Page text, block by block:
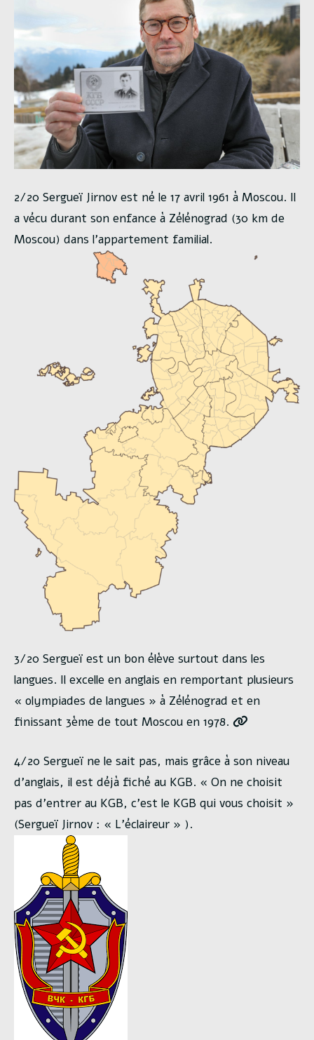
2/20 Sergueï Jirnov est né le 17 avril 1961 à Moscou. Il
a vécu durant son enfance à Zélénograd (30 km de
Moscou) dans l’appartement familial.
3/20 Sergueï est un bon élève surtout dans les
langues. Il excelle en anglais en remportant plusieurs
« olympiades de langues » à Zélénograd et en
finissant 3ème de tout Moscou en 1978.
4/20 Sergueï ne le sait pas, mais grâce à son niveau
d’anglais, il est déjà fiché au KGB. « On ne choisit
pas d’entrer au KGB, c’est le KGB qui vous choisit »
(Sergueï Jirnov : « L’éclaireur » ).